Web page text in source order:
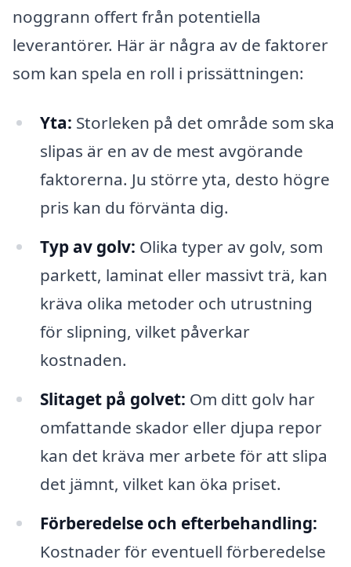
noggrann offert från potentiella
leverantörer. Här är några av de faktorer
som kan spela en roll i prissättningen:
Yta: Storleken på det område som ska
slipas är en av de mest avgörande
faktorerna. Ju större yta, desto högre
pris kan du förvänta dig.
Typ av golv: Olika typer av golv, som
parkett, laminat eller massivt trä, kan
kräva olika metoder och utrustning
för slipning, vilket påverkar
kostnaden.
Slitaget på golvet: Om ditt golv har
omfattande skador eller djupa repor
kan det kräva mer arbete för att slipa
det jämnt, vilket kan öka priset.
Förberedelse och efterbehandling:
Kostnader för eventuell förberedelse